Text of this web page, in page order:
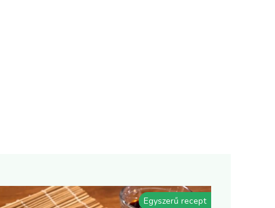
Egyszerű recept